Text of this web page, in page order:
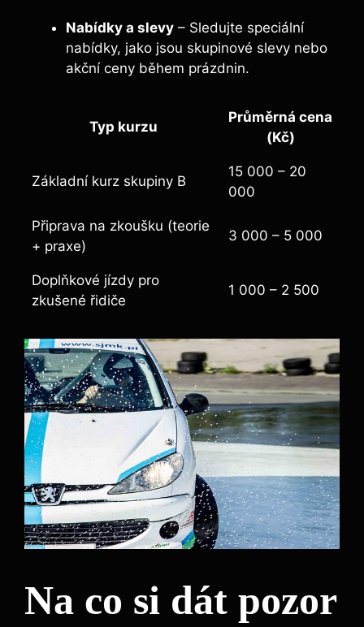
Nabídky a slevy – Sledujte speciální
nabídky, jako jsou skupinové slevy nebo
akční ceny během prázdnin.
Typ kurzu
Průměrná cena
(Kč)
Základní kurz skupiny B
15 000 – 20
000
Připrava na zkoušku (teorie
+ praxe)
3 000 – 5 000
Doplňkové jízdy pro
zkušené řidiče
1 000 – 2 500
Na co si dát pozor